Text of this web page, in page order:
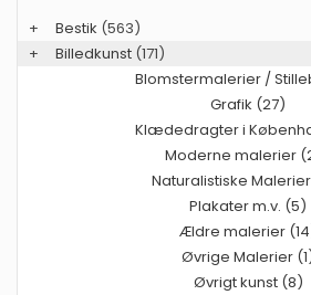
+ Bestik (563)
+
Billedkunst (171)
Blomstermalerier /
Grafik (27)
Klædedragter i
Moderne malerier
Naturalistiske
Plakater m.v. (5)
Ældre malerier
Øvrige Malerier
Øvrigt kunst (8)